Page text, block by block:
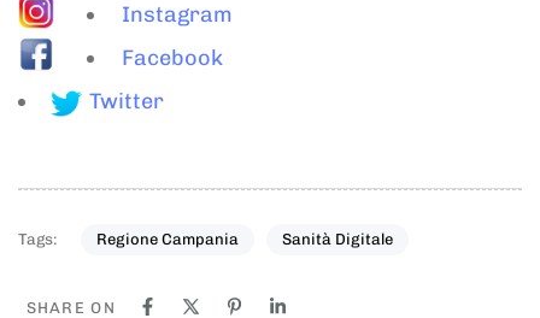
Instagram
Facebook
Twitter
Tags: Regione Campania Sanità Digitale
SHARE ON